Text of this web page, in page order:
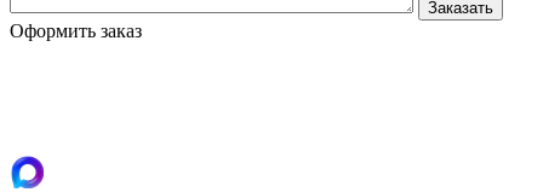
Оформить заказ